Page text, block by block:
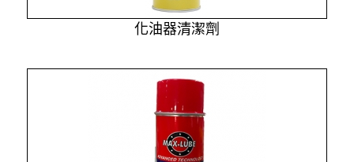
化油器清潔劑